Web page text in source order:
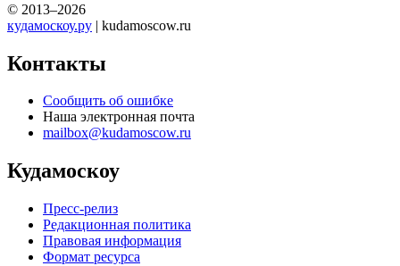
© 2013–2026
кудамоскоу.ру | kudamoscow.ru
Контакты
Сообщить об ошибке
Наша электронная почта
mailbox@kudamoscow.ru
Кудамоскоу
Пресс-релиз
Редакционная политика
Правовая информация
Формат ресурса